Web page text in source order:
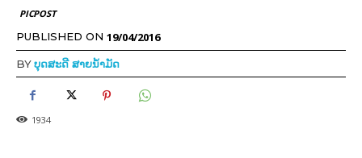
PICPOST
PUBLISHED ON 19/04/2016
BYບຸດສະດີ ສາຍນ້ຳມັດ
1934